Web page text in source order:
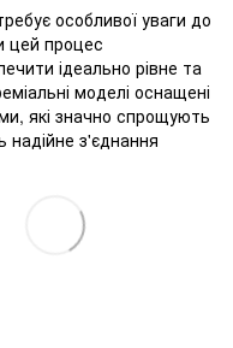
особливої уваги до
цей процес
ідеально рівне та
моделі оснащені
які значно спрощують
надійне з'єднання